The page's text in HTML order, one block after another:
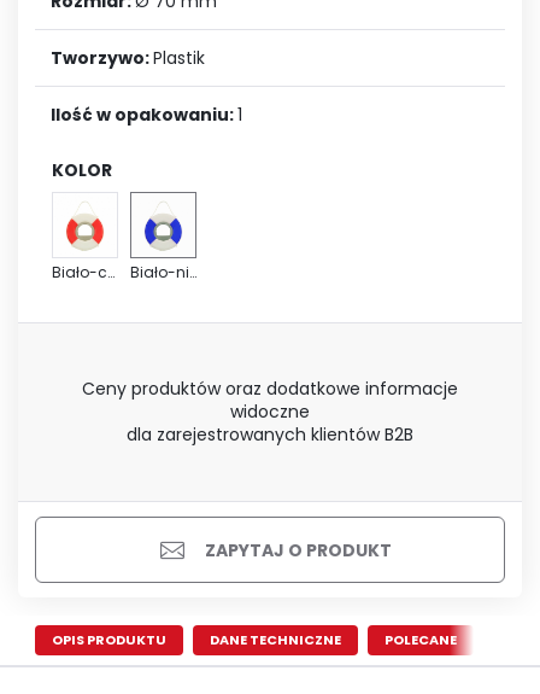
Tworzywo:Plastik
Ilość w opakowaniu:1
KOLOR
Biało-czerwony Biało-niebieski
Ceny produktów oraz dodatkowe informacje
widoczne
dla zarejestrowanych klientów B2B
ZAPYTAJ O PRODUKT
OPIS PRODUKTU DANE TECHNICZNE POLECANE